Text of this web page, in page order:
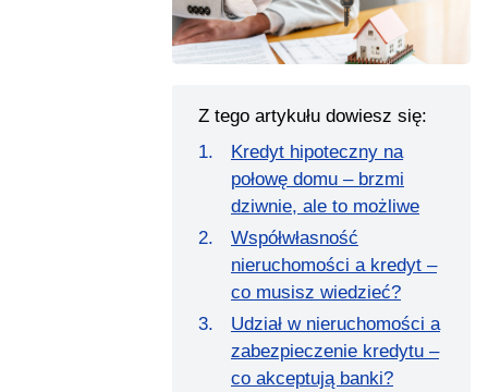
Z tego artykułu dowiesz się:
Kredyt hipoteczny na
połowę domu – brzmi
dziwnie, ale to możliwe
Współwłasność
nieruchomości a kredyt –
co musisz wiedzieć?
Udział w nieruchomości a
zabezpieczenie kredytu –
co akceptują banki?